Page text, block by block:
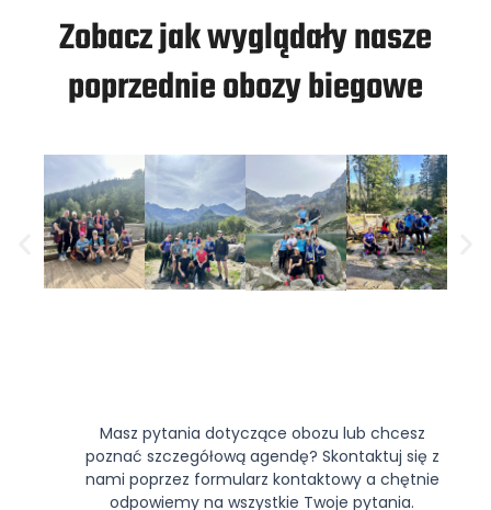
Zobacz jak wyglądały nasze
poprzednie obozy biegowe
Masz pytania dotyczące obozu lub chcesz
poznać szczegółową agendę? Skontaktuj się z
nami poprzez formularz kontaktowy a chętnie
odpowiemy na wszystkie Twoje pytania.